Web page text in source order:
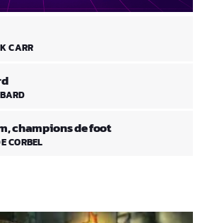
champions de foot
CORBEL
CARR